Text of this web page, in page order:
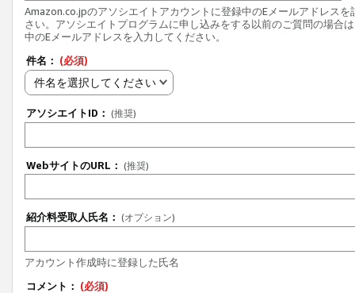
Amazon.co.jpのアソシエイトアカウントに登録中のEメールアドレスを
さい。アソシエイトプログラムに申し込みをする以前のご質問の場合
中のEメールアドレスを入力してください。
件名： (必須)
件名を選択してください
アソシエイトID： (推奨)
WebサイトのURL： (推奨)
紹介料受取人氏名： (オプション)
アカウント作成時に登録した氏名
コメント： (必須)